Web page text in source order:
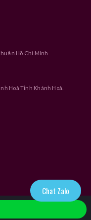
Hồ Chí MInh
Hoà Tỉnh Khánh Hoà.
Chat Zalo